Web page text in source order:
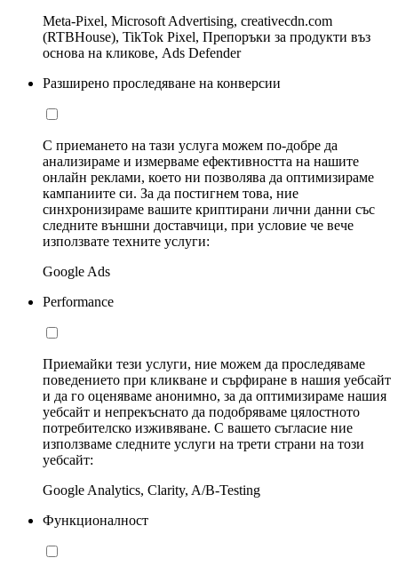
Meta-Pixel, Microsoft Advertising, creativecdn.com
(RTBHouse), TikTok Pixel, Препоръки за продукти въз
основа на кликове, Ads Defender
Разширено проследяване на конверсии
С приемането на тази услуга можем по-добре да
анализираме и измерваме ефективността на нашите
онлайн реклами, което ни позволява да оптимизираме
кампаниите си. За да постигнем това, ние
синхронизираме вашите криптирани лични данни със
следните външни доставчици, при условие че вече
използвате техните услуги:
Google Ads
Performance
Приемайки тези услуги, ние можем да проследяваме
поведението при кликване и сърфиране в нашия уебсайт
и да го оценяваме анонимно, за да оптимизираме нашия
уебсайт и непрекъснато да подобряваме цялостното
потребителско изживяване. С вашето съгласие ние
използваме следните услуги на трети страни на този
уебсайт:
Google Analytics, Clarity, A/B-Testing
Функционалност